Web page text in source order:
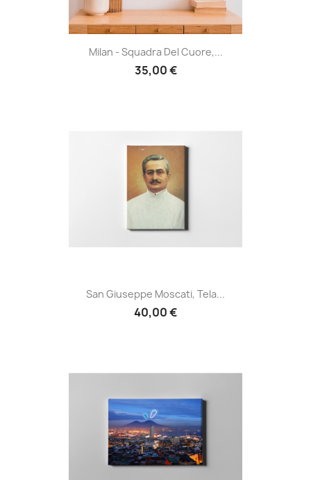
Milan - Squadra Del Cuore,...
35,00 €
San Giuseppe Moscati, Tela...
40,00 €